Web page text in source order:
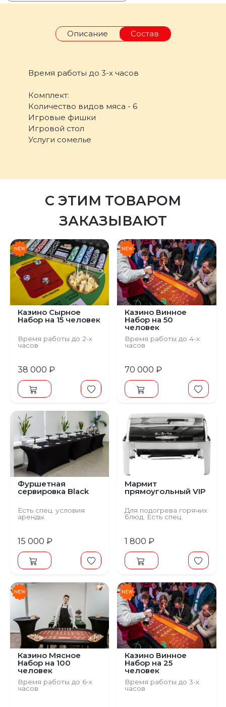
Описание Состав
Время работы до 3-х часов
Комплект:
Количество видов мяса - 6
Игровые фишки
Игровой стол
Услуги сомелье
С ЭТИМ ТОВАРОМ
ЗАКАЗЫВАЮТ
Предыдущий Следующий
Казино Сырное
Набор на 15 человек
Время работы до 2-х
часов
38 000 ₽
Предыдущий
Казино Винное
Набор на 50
человек
Время работы до 4-х
часов
70 000 ₽
Фуршетная
сервировка Black
Есть спец. условия
аренды.
15 000 ₽
Мармит
прямоугольный VIP
Для подогрева горячих
блюд. Есть спец.
1 800 ₽
Казино Мясное
Набор на 100
человек
Время работы до 6-х
часов
Предыдущий
Казино Винное
Набор на 25
человек
Время работы до 3-х
часов